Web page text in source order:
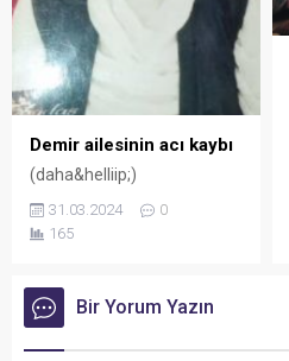
Demir ailesinin acı kaybı
(daha&helliip;)
31.03.2024
0
165
Bir Yorum Yazın